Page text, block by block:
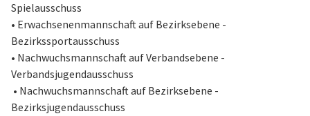
Spielausschuss
• Erwachsenenmannschaft auf Bezirksebene -
Bezirkssportausschuss
• Nachwuchsmannschaft auf Verbandsebene -
Verbandsjugendausschuss
• Nachwuchsmannschaft auf Bezirksebene -
Bezirksjugendausschuss